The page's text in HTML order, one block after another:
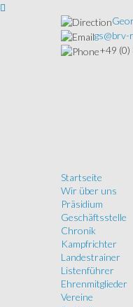
gs@brv-
+49
Startseite
Wir über uns
Präsidium
Geschäftsstelle
Chronik
Kampfrichter
Landestrainer
Listenführer
Ehrenmitglieder
Vereine